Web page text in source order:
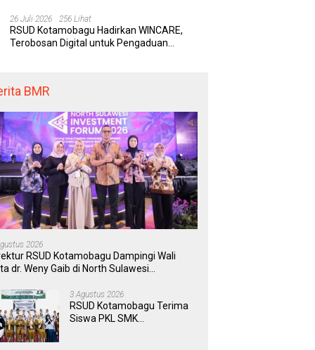
yang Lebih Modern
26 Juli 2026 256 Lihat
RSUD Kotamobagu Hadirkan WINCARE,
Terobosan Digital untuk Pengaduan
BMR
2026
RSUD Kotamobagu Dampingi Wali
dr. Weny Gaib di North Sulawesi
3 Agustus 2026
RSUD Kotamobagu Terima
Siswa PKL SMK